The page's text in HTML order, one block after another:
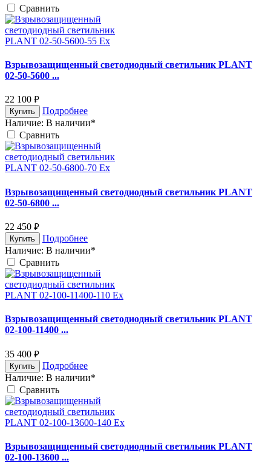
Cравнить
Взрывозащищенный светодиодный светильник PLANT
02-50-5600 ...
22 100 руб.
Купить
Подробнее
Наличие: В наличии*
Cравнить
Взрывозащищенный светодиодный светильник PLANT
02-50-6800 ...
22 450 руб.
Купить
Подробнее
Наличие: В наличии*
Cравнить
Взрывозащищенный светодиодный светильник PLANT
02-100-11400 ...
35 400 руб.
Купить
Подробнее
Наличие: В наличии*
Cравнить
Взрывозащищенный светодиодный светильник PLANT
02-100-13600 ...